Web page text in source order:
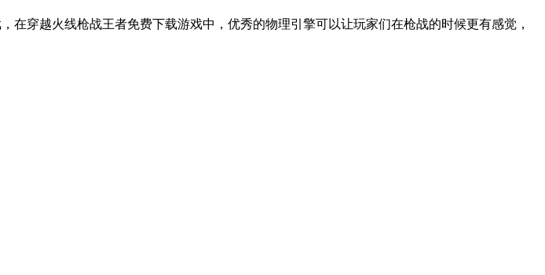
穿越火线枪战王者免费下载游戏中，优秀的物理引擎可以让玩家们在枪战的时候更有感觉，